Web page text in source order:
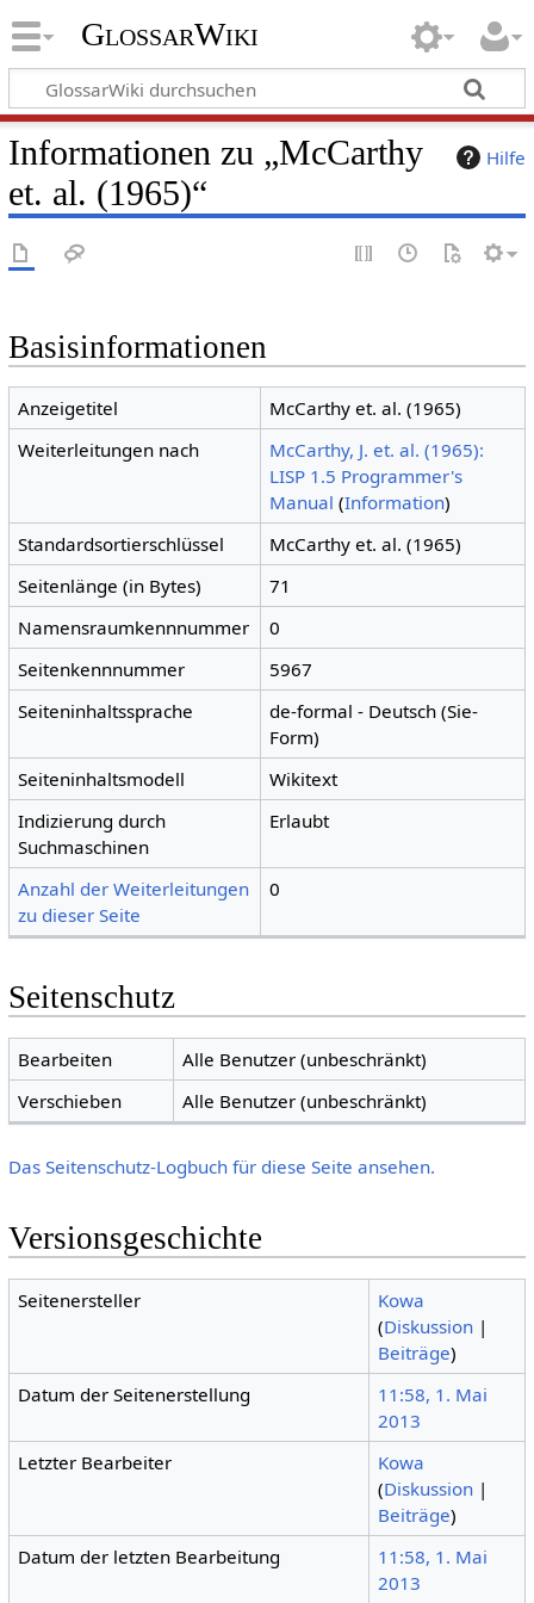
GlossarWiki
Hilfe
Informationen zu „McCarthy
et. al. (1965)“
Basisinformationen
Anzeigetitel
McCarthy et. al. (1965)
Weiterleitungen nach
McCarthy, J. et. al. (1965):
LISP 1.5 Programmer's
Manual (Information)
Standardsortierschlüssel
McCarthy et. al. (1965)
Seitenlänge (in Bytes)
71
Namensraumkennnummer
0
Seitenkennnummer
5967
Seiteninhaltssprache
de-formal - Deutsch (Sie-
Form)
Seiteninhaltsmodell
Wikitext
Indizierung durch
Suchmaschinen
Erlaubt
Anzahl der Weiterleitungen
zu dieser Seite
0
Seitenschutz
Bearbeiten
Alle Benutzer (unbeschränkt)
Verschieben
Alle Benutzer (unbeschränkt)
Das Seitenschutz-Logbuch für diese Seite ansehen.
Versionsgeschichte
Seitenersteller
Kowa
(Diskussion |
Beiträge)
Datum der Seitenerstellung
11:58, 1. Mai
2013
Letzter Bearbeiter
Kowa
(Diskussion |
Beiträge)
Datum der letzten Bearbeitung
11:58, 1. Mai
2013